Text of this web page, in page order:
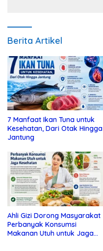
Berita Artikel
7 Manfaat Ikan Tuna untuk
Kesehatan, Dari Otak Hingga
Jantung
Ahli Gizi Dorong Masyarakat
Perbanyak Konsumsi
Makanan Utuh untuk Jaga